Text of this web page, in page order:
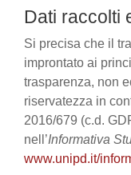
Dati raccolti
Si precisa che il
improntato ai
trasparenza, non
riservatezza in
2016/679 (c.d.
nell’Informativa
www.unipd.it/